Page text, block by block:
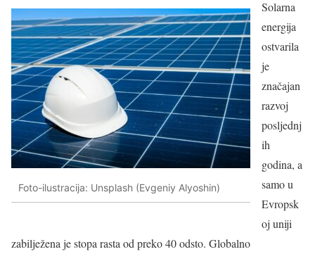
Foto-ilustracija: Unsplash (Evgeniy Alyoshin)
Solarna
energija
ostvarila
je
značajan
razvoj
posljednj
ih
godina, a
samo u
Evropsk
oj uniji
zabilježena je stopa rasta od preko 40 odsto. Globalno